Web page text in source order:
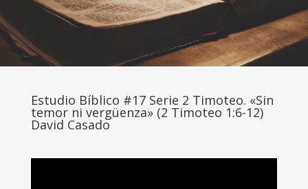
Estudio Bíblico #17 Serie 2 Timoteo. «Sin
temor ni vergüenza» (2 Timoteo 1:6-12)
David Casado